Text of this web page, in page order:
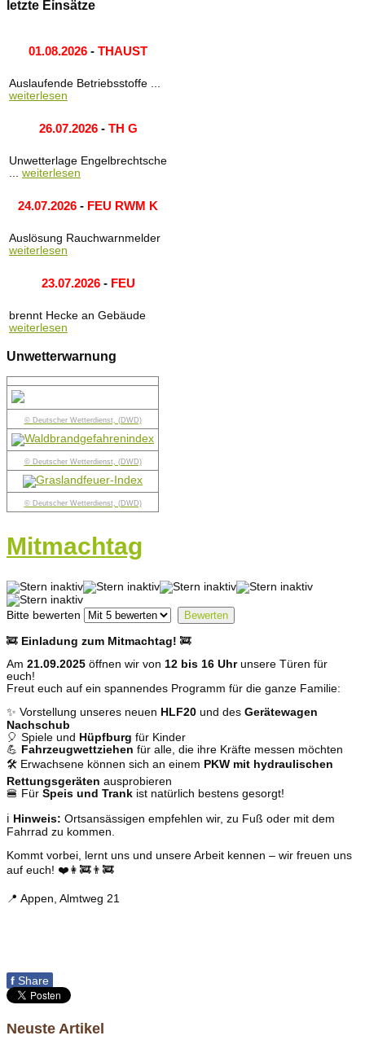
letzte Einsätze
01.08.2026 - THAUST
Auslaufende Betriebsstoffe ...
weiterlesen
26.07.2026- TH G
Unwetterlage Engelbrechtsche
... weiterlesen
24.07.2026 - FEU RWM K
Auslösung Rauchwarnmelder
weiterlesen
23.07.2026- FEU
brennt Hecke an Gebäude
weiterlesen
Unwetterwarnung
© Deutscher Wetterdienst, (DWD)
© Deutscher Wetterdienst, (DWD)
© Deutscher Wetterdienst, (DWD)
Mitmachtag
Bitte bewerten
🚒 Einladung zum Mitmachtag! 🚒
Am 21.09.2025 öffnen wir von 12 bis 16 Uhrunsere Türen für
euch!
Freut euch auf ein spannendes Programm für die ganze Familie:
✨ Vorstellung unseres neuen HLF20 und des Gerätewagen
Nachschub
🎈 Spiele und Hüpfburg für Kinder
💪 Fahrzeugwettziehen für alle, die ihre Kräfte messen möchten
🛠️ Erwachsene können sich an einem PKW mit hydraulischen
Rettungsgeräten ausprobieren
🍔 Für Speis und Trank ist natürlich bestens gesorgt!
ℹ️ Hinweis: Ortsansässigen empfehlen wir, zu Fuß oder mit dem
Fahrrad zu kommen.
Kommt vorbei, lernt uns und unsere Arbeit kennen – wir freuen uns
auf euch! ❤️👩‍🚒👨‍🚒
📍 Appen, Almtweg 21
f Share
Neuste Artikel